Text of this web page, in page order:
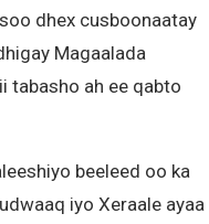
dhex cusboonaatay
Magaalada
tabasho ah ee qabto
beeleed oo ka
iyo Xeraale ayaa